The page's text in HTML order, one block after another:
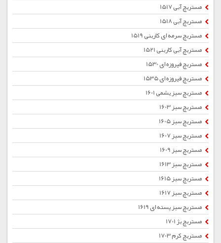
مستربچ آبی 1517
مستربچ آبی 1518
مستربچ سرمه ای کاربنی 1519
مستربچ آبی کاربنی 1521
مستربچ فیروزه ای 1530
مستربچ فیروزه ای 1535
مستربچ سبز یشمی 1601
مستربچ سبز 1603
مستربچ سبز 1605
مستربچ سبز 1607
مستربچ سبز 1609
مستربچ سبز 1613
مستربچ سبز 1615
مستربچ سبز 1617
مستربچ سبز پسته ای 1619
مستربچ بژ 1701
مستربچ کرم 1703